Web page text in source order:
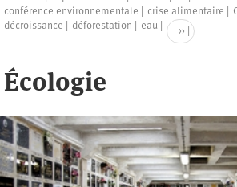
conférence environnementale
crise alimentaire
décroissance
déforestation eau
Page
suivante
››
Écologie